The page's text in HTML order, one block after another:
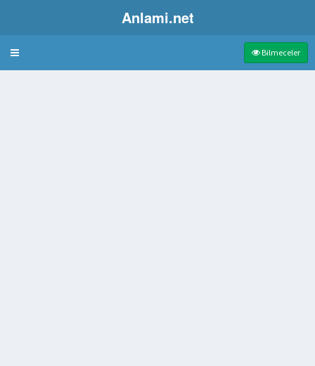
Anlami.net
Bulmaca Bilmeceler